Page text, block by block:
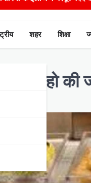
शहर शिक्षा
में हो की